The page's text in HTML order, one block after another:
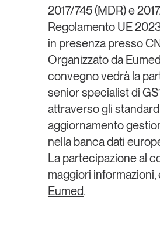
2017/745 (MDR) e
Regolamento UE
in presenza presso
Organizzato da
convegno vedrà la
senior specialist di
attraverso gli standard
aggiornamento
nella banca dati
La partecipazione al
maggiori informazioni,
Eumed.